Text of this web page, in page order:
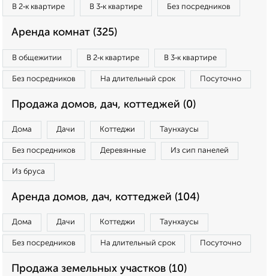
В 2‑к квартире В 3‑к квартире Без посредников
Аренда комнат (325)
В общежитии В 2‑к квартире В 3‑к квартире
Без посредников На длительный срок Посуточно
Продажа домов, дач, коттеджей (0)
Дома Дачи Коттеджи Таунхаусы
Без посредников Деревянные Из сип панелей
Из бруса
Аренда домов, дач, коттеджей (104)
Дома Дачи Коттеджи Таунхаусы
Без посредников На длительный срок Посуточно
Продажа земельных участков (10)